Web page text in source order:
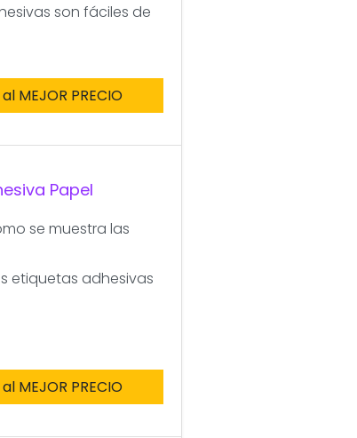
son fáciles de
MEJOR PRECIO
Papel
se muestra las
etiquetas adhesivas
MEJOR PRECIO